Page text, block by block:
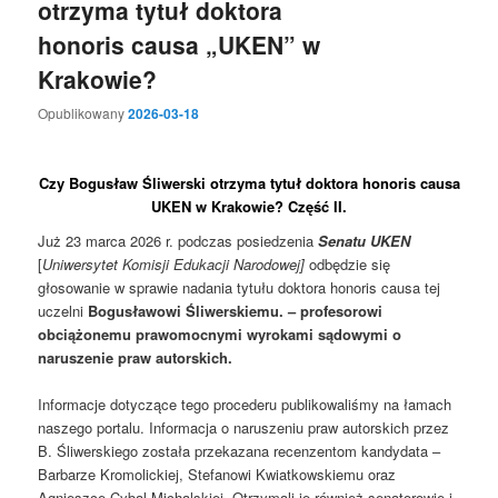
otrzyma tytuł doktora
honoris causa „UKEN” w
Krakowie?
Opublikowany2026-03-18
Czy Bogusław Śliwerski otrzyma tytuł doktora honoris causa
UKEN w Krakowie? Część II.
Już 23 marca 2026 r. podczas posiedzenia Senatu UKEN
[Uniwersytet Komisji Edukacji Narodowej] odbędzie się
głosowanie w sprawie nadania tytułu doktora honoris causa tej
uczelni Bogusławowi Śliwerskiemu. – profesorowi
obciążonemu prawomocnymi wyrokami sądowymi o
naruszenie praw autorskich.
Informacje dotyczące tego procederu publikowaliśmy na łamach
naszego portalu. Informacja o naruszeniu praw autorskich przez
B. Śliwerskiego została przekazana recenzentom kandydata –
Barbarze Kromolickiej, Stefanowi Kwiatkowskiemu oraz